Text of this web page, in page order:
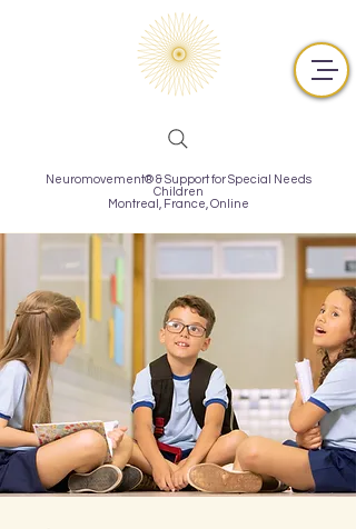
Neuromovement® & Support for Special Needs
Children
Montreal,
France, Online